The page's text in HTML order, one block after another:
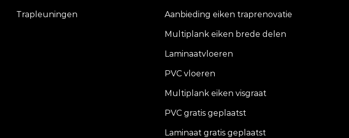
Trapleuningen Aanbieding eiken traprenovatie
Multiplank eiken brede delen
Laminaatvloeren
PVC vloeren
Multiplank eiken visgraat
PVC gratis geplaatst
Laminaat gratis geplaatst